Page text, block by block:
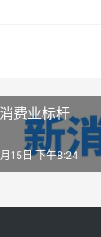
费业标杆
15日 下午8:24